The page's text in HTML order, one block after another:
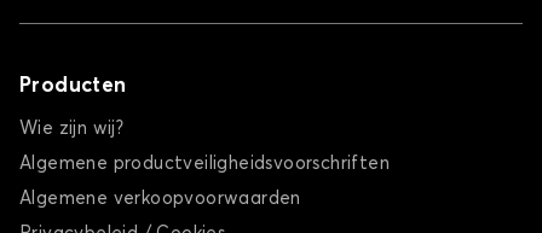
Producten
Wie zijn wij?
Algemene productveiligheidsvoorschriften
Algemene verkoopvoorwaarden